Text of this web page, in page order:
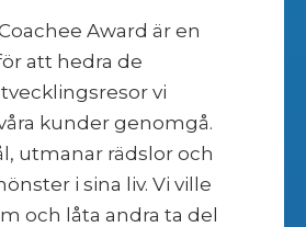
Award är en
att hedra de
vi
kunder genomgå.
utmanar rädslor och
i sina liv. Vi ville
och låta andra ta del